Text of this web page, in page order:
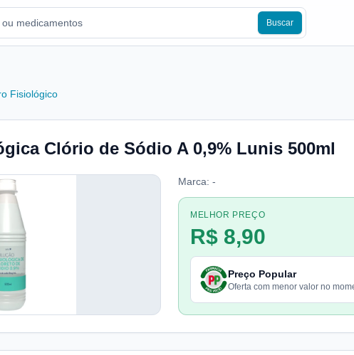
Buscar
Fisiológico
Clório de Sódio A 0,9% Lunis 500ml
Marca: -
MELHOR PREÇO
R$ 8,90
Preço Popular
Oferta com menor valor no